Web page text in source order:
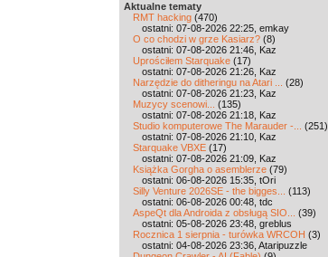
Aktualne tematy
RMT hacking (470)
ostatni: 07-08-2026 22:25, emkay
O co chodzi w grze Kasiarz? (8)
ostatni: 07-08-2026 21:46, Kaz
Uprościłem Starquake (17)
ostatni: 07-08-2026 21:26, Kaz
Narzędzie do ditheringu na Atari ...
(28)
ostatni: 07-08-2026 21:23, Kaz
Muzycy scenowi...
(135)
ostatni: 07-08-2026 21:18, Kaz
Studio komputerowe The Marauder -...
(251)
ostatni: 07-08-2026 21:10, Kaz
Starquake VBXE (17)
ostatni: 07-08-2026 21:09, Kaz
Książka Gorgha o asemblerze (79)
ostatni: 06-08-2026 15:35, tOri
Silly Venture 2026SE - the bigges...
(113)
ostatni: 06-08-2026 00:48, tdc
AspeQt dla Androida z obsługą SIO...
(39)
ostatni: 05-08-2026 23:48, greblus
Rocznica 1 sierpnia - turówka WRCOH (3)
ostatni: 04-08-2026 23:36, Ataripuzzle